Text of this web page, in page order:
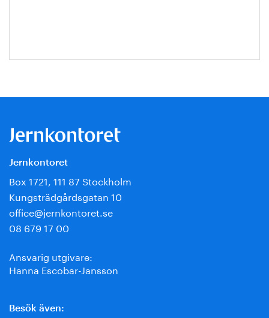
Jernkontoret
Box 1721, 111 87 Stockholm
Kungsträdgårdsgatan 10
office@jernkontoret.se
08 679 17 00
Ansvarig utgivare:
Hanna Escobar-Jansson
Besök även: